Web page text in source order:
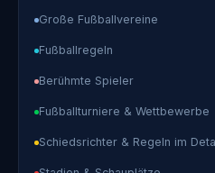
Große Fußballvereine
Fußballregeln
Berühmte Spieler
Fußballturniere & Wettbewerbe
Schiedsrichter & Regeln im